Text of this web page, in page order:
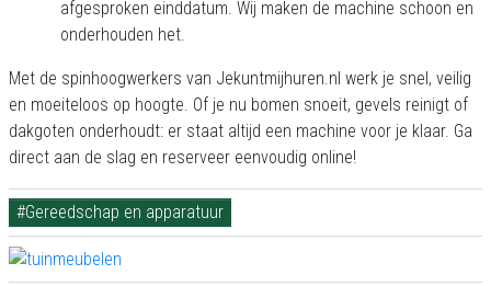
afgesproken einddatum. Wij maken de machine schoon en
onderhouden het.
Met de spinhoogwerkers van Jekuntmijhuren.nl werk je snel, veilig
en moeiteloos op hoogte. Of je nu bomen snoeit, gevels reinigt of
dakgoten onderhoudt: er staat altijd een machine voor je klaar. Ga
direct aan de slag en reserveer eenvoudig online!
#Gereedschap en apparatuur